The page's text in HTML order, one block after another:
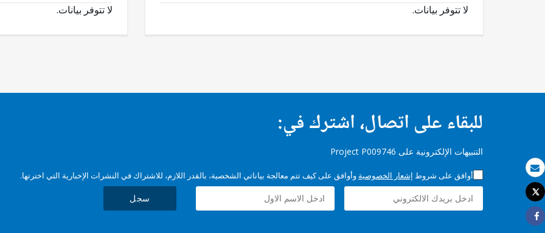
بريد الكتروني
طباعة
Tweet
Share
لا تتوفر بيانات. لا تتوفر بيانات.
للبقاء على اتصال، اشترك في:
التنبيهات الإلكترونية على Project P009746
أوافق على شروط إشعار الخصوصية وأوافق على كيف تتم معالجة بياناتي الشخصية، بالقدر اللازم، للاشتراك في النشرات الإخبارية التي اخترتها.
سجل